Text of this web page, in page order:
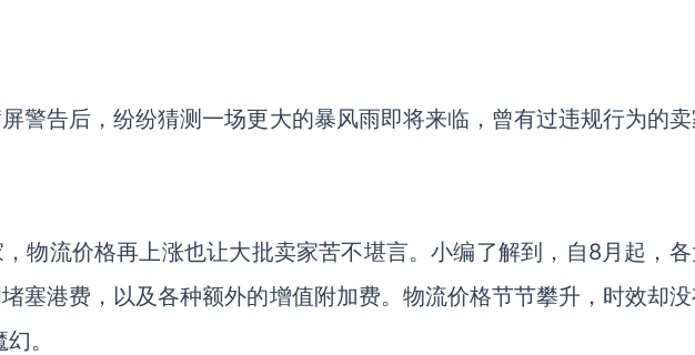
警告后，纷纷猜测一场更大的暴风雨即将来临，曾有过违规行为的
物流价格再上涨也让大批卖家苦不堪言。小编了解到，自8月起，
塞港费，以及各种额外的增值附加费。物流价格节节攀升，时效却
。